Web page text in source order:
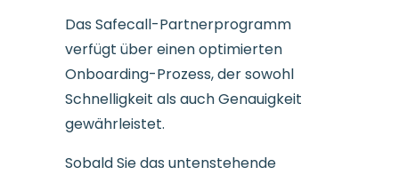
Das Safecall-Partnerprogramm
verfügt über einen optimierten
Onboarding-Prozess, der sowohl
Schnelligkeit als auch Genauigkeit
gewährleistet.
Sobald Sie das untenstehende